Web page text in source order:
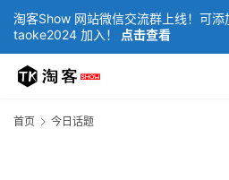
淘客Show 网站微信交流群上线！可添
taoke2024 加入！
点击查看
首页 今日话题